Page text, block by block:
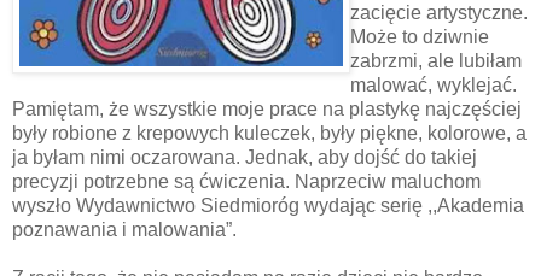
zacięcie artystyczne.
Może to dziwnie
zabrzmi, ale lubiłam
malować, wyklejać.
Pamiętam, że wszystkie moje prace na plastykę najczęściej
były robione z krepowych kuleczek, były piękne, kolorowe, a
ja byłam nimi oczarowana. Jednak, aby dojść do takiej
precyzji potrzebne są ćwiczenia. Naprzeciw maluchom
wyszło Wydawnictwo Siedmioróg wydając serię ,,Akademia
poznawania i malowania”.